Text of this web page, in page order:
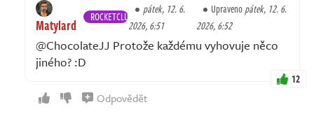
Matylard ROCKETCLUB
pátek, 12. 6.
2026, 6:51
Upravenopátek, 12. 6.
2026, 6:52
@ChocolateJJ Protože každému vyhovuje něco
jiného? :D
12
Odpovědět